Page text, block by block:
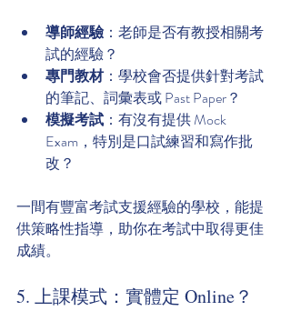
導師經驗：老師是否有教授相關考
試的經驗？
專門教材：學校會否提供針對考試
的筆記、詞彙表或 Past Paper？
模擬考試 ：有沒有提供 Mock
Exam，特別是口試練習和寫作批
改？
一間有豐富考試支援經驗的學校，能提
供策略性指導，助你在考試中取得更佳
成績。
5. 上課模式：實體定 Online？